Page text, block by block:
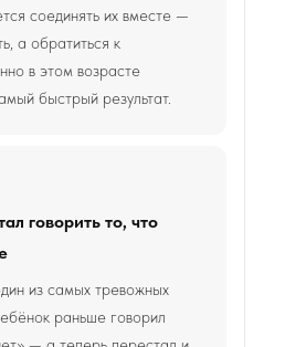
соединять их вместе —
а обратиться к
в этом возрасте
быстрый результат.
говорить то, что
из самых тревожных
раньше говорил